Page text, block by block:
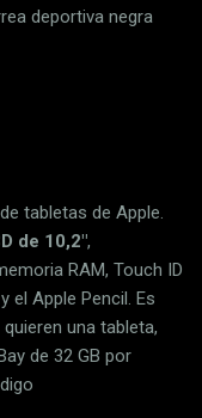
deportiva negra
tabletas de Apple.
de 10,2",
RAM, Touch ID
el Apple Pencil. Es
una tableta,
de 32 GB por